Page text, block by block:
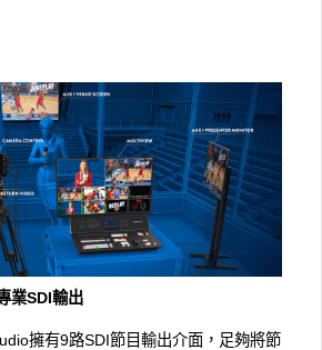
業SDI輸出
擁有9路SDI節目輸出介面，足夠將節